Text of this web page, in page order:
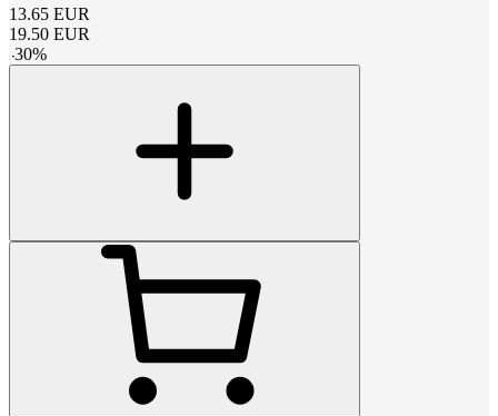
13.65 EUR
19.50 EUR
-30%